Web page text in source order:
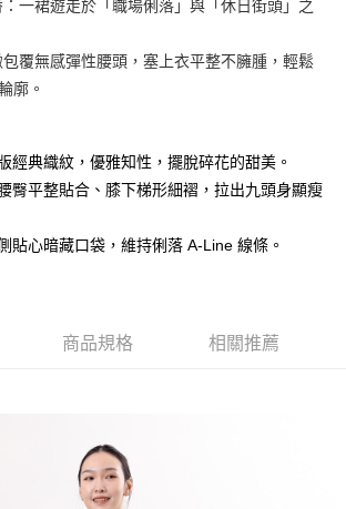
一裙遊走於「職場俐落」與「休日街頭」之
包覆無感彈性腰頭，塞上衣平整不臃腫，輕鬆
廓。
經典織紋，優雅知性，擺脫碎花的甜美。
臀平整貼合、膝下梯形細褶，拉出九頭身顯瘦
貼心暗藏口袋，維持俐落 A-Line 線條。
商品規格 相關推薦